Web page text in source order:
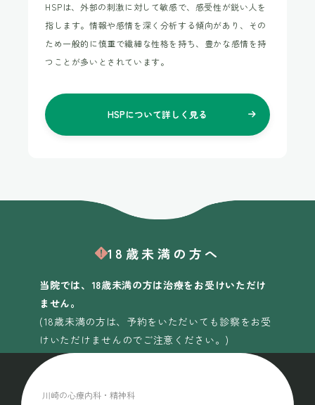
HSPは、外部の刺激に対して敏感で、感受性が鋭い人を
指します。情報や感情を深く分析する傾向があり、その
ため一般的に慎重で繊細な性格を持ち、豊かな感情を持
つことが多いとされています。
HSPについて詳しく見る
18歳未満の方へ
当院では、18歳未満の方は治療をお受けいただけ
ません。
(18歳未満の方は、予約をいただいても診察をお受
けいただけませんのでご注意ください。)
川崎の心療内科・精神科